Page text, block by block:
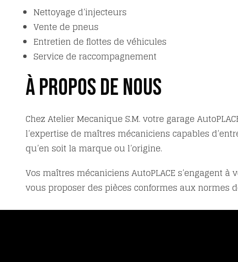
Nettoyage d’injecteurs
Vente de pneus
Entretien de flottes de véhicules
Service de raccompagnement
À propos de nous
Chez Atelier Mecanique S.M. votre garage
l’expertise de maîtres mécaniciens capables
qu’en soit la marque ou l’origine.
Vos maîtres mécaniciens AutoPLACE s’engagent
vous proposer des pièces conformes aux normes